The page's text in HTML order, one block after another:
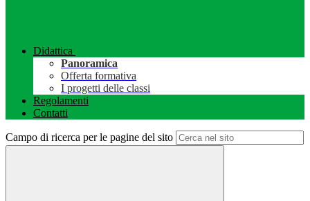
Didattica
Panoramica
Offerta formativa
I progetti delle classi
Regolamenti
Contatti
Campo di ricerca per le pagine del sito